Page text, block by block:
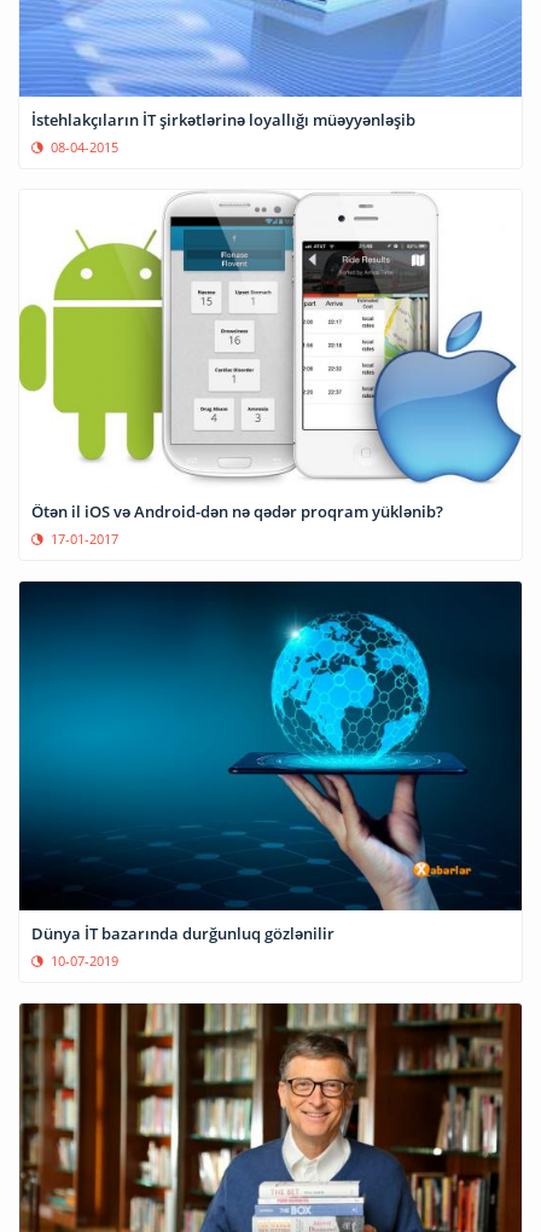
İstehlakçıların İT şirkətlərinə loyallığı müəyyənləşib
08-04-2015
Ötən il iOS və Android-dən nə qədər proqram yüklənib?
17-01-2017
Dünya İT bazarında durğunluq gözlənilir
10-07-2019